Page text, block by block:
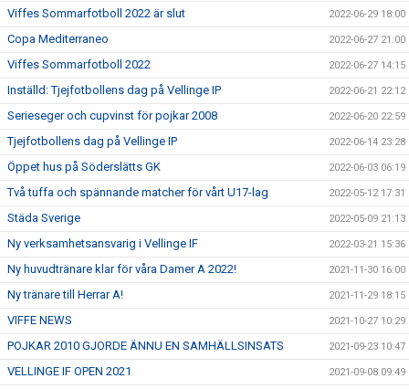
Viffes Sommarfotboll 2022 är slut 2022-06-29 18:00
Copa Mediterraneo 2022-06-27 21:00
Viffes Sommarfotboll 2022 2022-06-27 14:15
Inställd: Tjejfotbollens dag på Vellinge IP 2022-06-21 22:12
Serieseger och cupvinst för pojkar 2008 2022-06-20 22:59
Tjejfotbollens dag på Vellinge IP 2022-06-14 23:28
Öppet hus på Söderslätts GK 2022-06-03 06:19
Två tuffa och spännande matcher för vårt U17-lag 2022-05-12 17:31
Städa Sverige 2022-05-09 21:13
Ny verksamhetsansvarig i Vellinge IF 2022-03-21 15:36
Ny huvudtränare klar för våra Damer A 2022! 2021-11-30 16:00
Ny tränare till Herrar A! 2021-11-29 18:15
VIFFE NEWS 2021-10-27 10:29
POJKAR 2010 GJORDE ÄNNU EN SAMHÄLLSINSATS 2021-09-23 10:47
VELLINGE IF OPEN 2021 2021-09-08 09:49